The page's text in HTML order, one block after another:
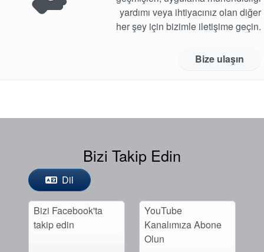
yardımı veya ihtiyacınız olan diğer
her şey için bizimle iletişime geçin.
Bize ulaşın
Bizi Takip Edin
Dil
Bizi Facebook'ta
takip edin
YouTube
Kanalımıza Abone
Olun